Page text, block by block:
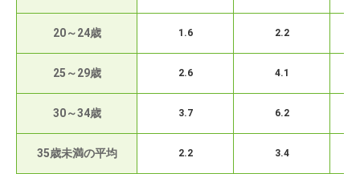
20～24歳 1.6 2.2
25～29歳 2.6 4.1
30～34歳 3.7 6.2
35歳未満の平均 2.2 3.4